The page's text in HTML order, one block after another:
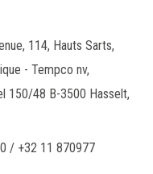
114, Hauts Sarts,
- Tempco nv,
150/48 B-3500 Hasselt,
/ +32 11 870977